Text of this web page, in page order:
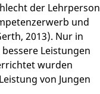
der Lehrperson
und
2013). Nur in
Leistungen
wurden
von Jungen